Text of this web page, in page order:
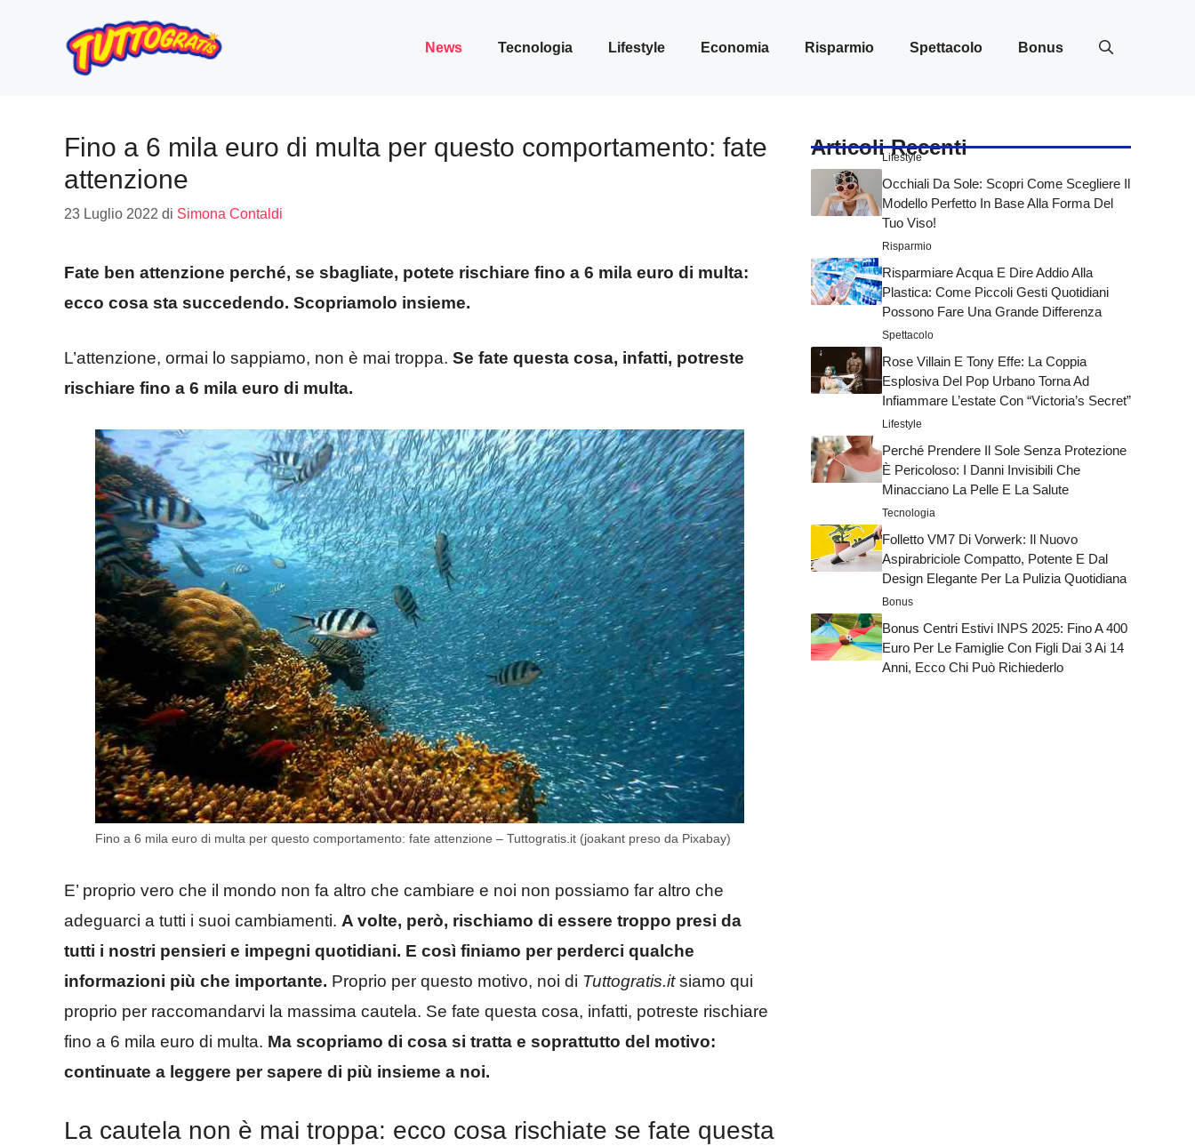
contenuto
News Tecnologia Lifestyle Economia Risparmio Spettacolo Bonus
Fino a 6 mila euro di multa per questo comportamento: fate
attenzione
23 Luglio 2022 di Simona Contaldi
Fate ben attenzione perché, se sbagliate, potete rischiare fino a 6 mila euro di multa:
ecco cosa sta succedendo. Scopriamolo insieme.
L’attenzione, ormai lo sappiamo, non è mai troppa. Se fate questa cosa, infatti, potreste
rischiare fino a 6 mila euro di multa.
Fino a 6 mila euro di multa per questo comportamento: fate attenzione – Tuttogratis.it (joakant preso da Pixabay)
E’ proprio vero che il mondo non fa altro che cambiare e noi non possiamo far altro che
adeguarci a tutti i suoi cambiamenti. A volte, però, rischiamo di essere troppo presi da
tutti i nostri pensieri e impegni quotidiani. E così finiamo per perderci qualche
informazioni più che importante. Proprio per questo motivo, noi di Tuttogratis.itsiamo qui
proprio per raccomandarvi la massima cautela. Se fate questa cosa, infatti, potreste rischiare
fino a 6 mila euro di multa. Ma scopriamo di cosa si tratta e soprattutto del motivo:
continuate a leggere per sapere di più insieme a noi.
La cautela non è mai troppa: ecco cosa rischiate se fate questa
Articoli Recenti
Lifestyle
Occhiali Da Sole: Scopri Come Scegliere Il
Modello Perfetto In Base Alla Forma Del
Tuo Viso!
Risparmio
Risparmiare Acqua E Dire Addio Alla
Plastica: Come Piccoli Gesti Quotidiani
Possono Fare Una Grande Differenza
Spettacolo
Rose Villain E Tony Effe: La Coppia
Esplosiva Del Pop Urbano Torna Ad
Infiammare L’estate Con “Victoria’s Secret”
Lifestyle
Perché Prendere Il Sole Senza Protezione
È Pericoloso: I Danni Invisibili Che
Minacciano La Pelle E La Salute
Tecnologia
Folletto VM7 Di Vorwerk: Il Nuovo
Aspirabriciole Compatto, Potente E Dal
Design Elegante Per La Pulizia Quotidiana
Bonus
Bonus Centri Estivi INPS 2025: Fino A 400
Euro Per Le Famiglie Con Figli Dai 3 Ai 14
Anni, Ecco Chi Può Richiederlo